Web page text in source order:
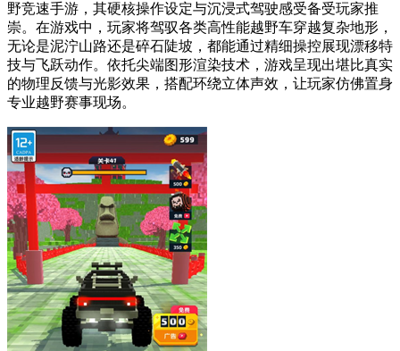
野竞速手游，其硬核操作设定与沉浸式驾驶感受备受玩家推
崇。在游戏中，玩家将驾驭各类高性能越野车穿越复杂地形，
无论是泥泞山路还是碎石陡坡，都能通过精细操控展现漂移特
技与飞跃动作。依托尖端图形渲染技术，游戏呈现出堪比真实
的物理反馈与光影效果，搭配环绕立体声效，让玩家仿佛置身
专业越野赛事现场。